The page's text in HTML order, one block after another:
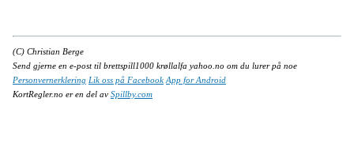
(C) Christian Berge
Send gjerne en e-post til brettspill1000 krøllalfa yahoo.no om du lurer på noe
Personvernerklering Lik oss på Facebook App for Android
KortRegler.no er en del av Spillby.com